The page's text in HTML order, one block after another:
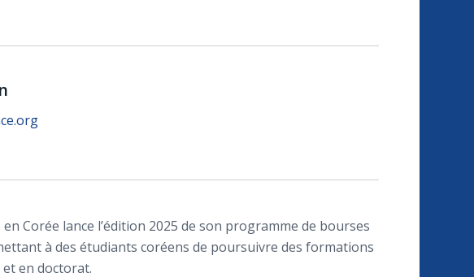
en Corée lance l’édition 2025 de son programme de bourses
à des étudiants coréens de poursuivre des formations
en doctorat.